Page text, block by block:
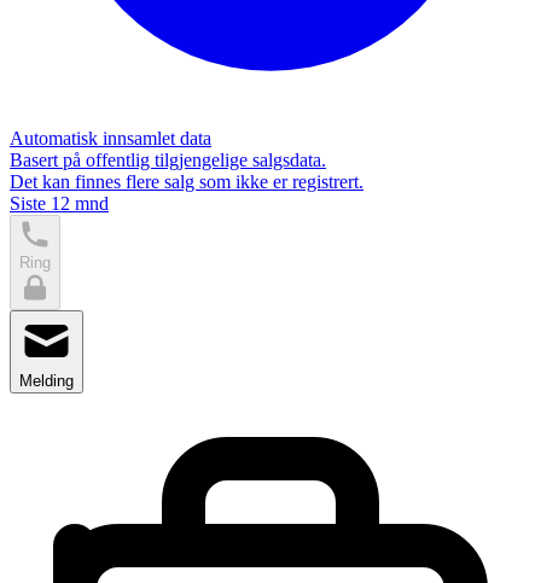
Automatisk innsamlet data
Basert på offentlig tilgjengelige salgsdata.
Det kan finnes flere salg som ikke er registrert.
Siste 12 mnd
Ring
Melding